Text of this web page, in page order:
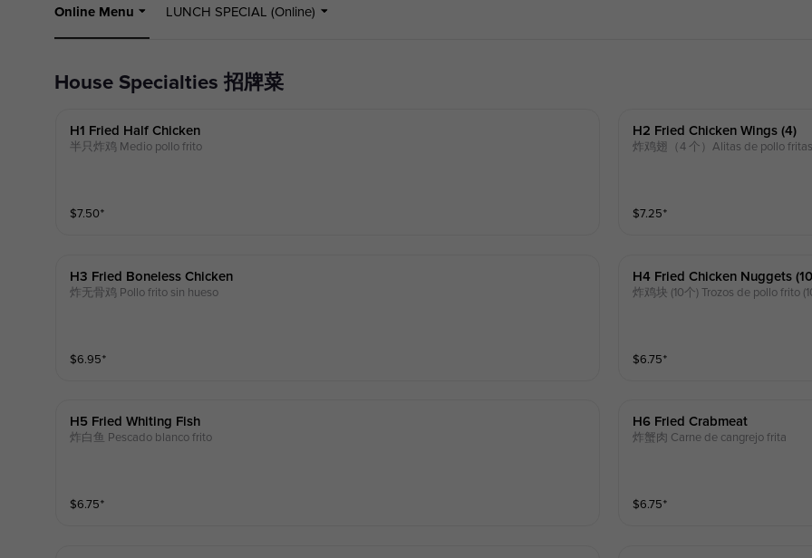
Online Menu LUNCH SPECIAL (Online)
House Specialties 招牌菜
H1 Fried Half Chicken
半只炸鸡 Medio pollo frito
$7.50⁺
H2 Fried Chicken Wings (4)
炸鸡翅（4 个）Alitas de pollo
$7.25⁺
H3 Fried Boneless Chicken
炸无骨鸡 Pollo frito sin hueso
$6.95⁺
H4 Fried Chicken Nuggets
炸鸡块 (10个) Trozos de pollo frito
$6.75⁺
H5 Fried Whiting Fish
炸白鱼 Pescado blanco frito
$6.75⁺
H6 Fried Crabmeat
炸蟹肉 Carne de cangrejo frita
$6.75⁺